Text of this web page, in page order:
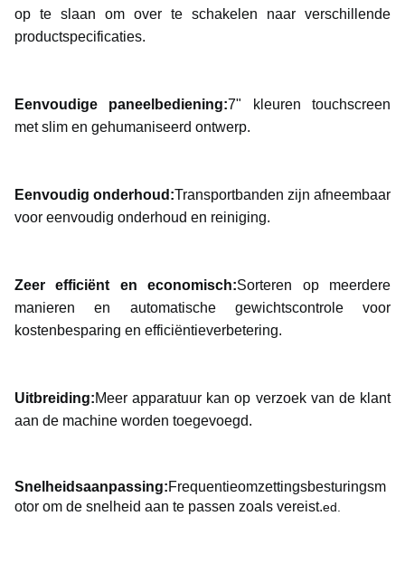
op te slaan om over te schakelen naar verschillende
productspecificaties.
Eenvoudige paneelbediening:7" kleuren touchscreen
met slim en gehumaniseerd ontwerp.
Eenvoudig onderhoud:Transportbanden zijn afneembaar
voor eenvoudig onderhoud en reiniging.
Zeer efficiënt en economisch:Sorteren op meerdere
manieren en automatische gewichtscontrole voor
kostenbesparing en efficiëntieverbetering.
Uitbreiding:Meer apparatuur kan op verzoek van de klant
aan de machine worden toegevoegd.
Snelheidsaanpassing:Frequentieomzettingsbesturingsm
otor om de snelheid aan te passen zoals vereist.ed.